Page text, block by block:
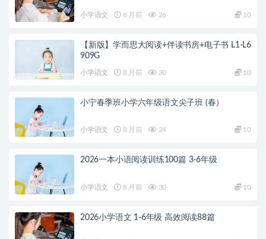
小学语文 6 月前 26 10
【新版】学而思大阅读+伴读书房+电子书 L1-L6
909G
小学语文 8 月前 30 10
小宁春季班小学六年级语文尖子班 (春）
小学语文 8 月前 24 10
2026一本小语阅读训练100篇 3-6年级
小学语文 8 月前 30 10
2026小学语文 1-6年级 高效阅读88篇